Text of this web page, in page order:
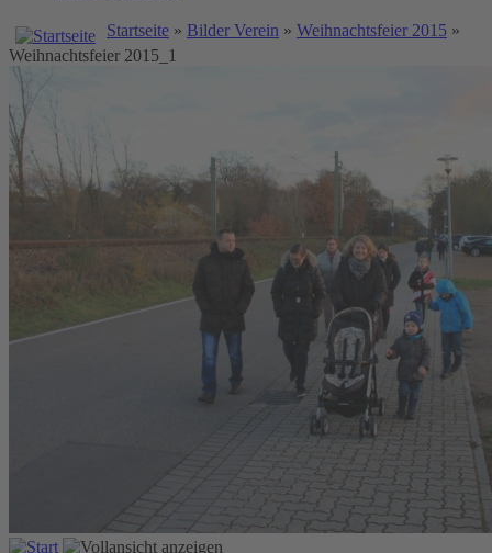
Startseite » Bilder Verein » Weihnachtsfeier 2015 »
Weihnachtsfeier 2015_1